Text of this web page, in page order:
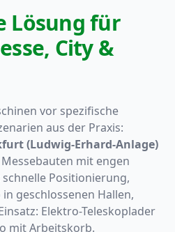
Lösung für
City &
vor spezifische
aus der Praxis:
(Ludwig-Erhard-Anlage)
mit engen
Positionierung,
geschlossenen Hallen,
Elektro-Teleskoplader
mit Arbeitskorb.